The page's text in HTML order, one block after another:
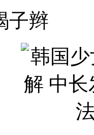
子辫